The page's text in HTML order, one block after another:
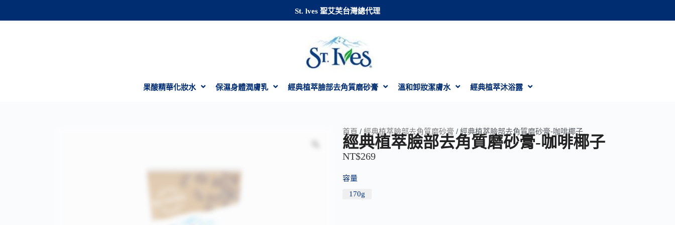
St. lves 聖艾芙台灣總代理
果酸精華化妝水 保濕身體潤膚乳 經典植萃臉部去角質磨砂膏 溫和卸妝潔膚水 經典植萃沐浴露
首頁 / 經典植萃臉部去角質磨砂膏 / 經典植萃臉部去角質磨砂膏-咖啡椰子
經典植萃臉部去角質磨砂膏-咖啡椰子
NT$269
容量
170g